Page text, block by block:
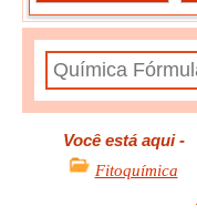
Você está aqui-
Fitoquímica